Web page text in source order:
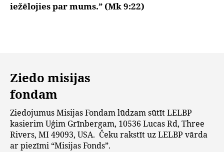
iežēlojies par mums.” (Mk 9:22)
Ziedo misijas
fondam
Ziedojumus Misijas Fondam lūdzam sūtīt LELBP
kasierim Uģim Grīnbergam, 10536 Lucas Rd, Three
Rivers, MI 49093, USA. Čeku rakstīt uz LELBP vārda
ar piezīmi “Misijas Fonds”.